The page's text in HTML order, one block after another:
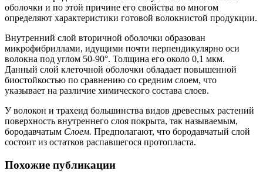
оболочки и по этой причине его свойства во многом
определяют характеристики готовой волокнистой продукции.
Внутренний слой вторичной оболочки образован
микрофибриллами, идущими почти перпендикулярно оси
волокна под углом 50-90°. Толщина его около 0,1 мкм.
Данный слой клеточной оболочки обладает повышенной
биостойкостью по сравнению со средним слоем, что
указывает на различие химического состава слоев.
У волокон и трахеид большинства видов древесных растений
поверхность внутреннего слоя покрыта, так называемым,
бородавчатым Слоем. Предполагают, что бородавчатый слой
состоит из остатков распавшегося протопласта.
Похожие публикации